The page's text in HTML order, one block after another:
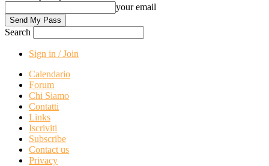
your email
Search
Sign in / Join
Calendario
Forum
Chi Siamo
Contatti
Links
Iscriviti
Subscribe
Contact us
Privacy